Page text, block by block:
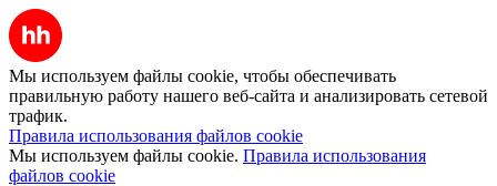
Мы используем файлы cookie, чтобы обеспечивать
правильную работу нашего веб-сайта и анализировать сетевой
трафик.
Правила использования файлов cookie
Мы используем файлы cookie. Правила использования
файлов cookie